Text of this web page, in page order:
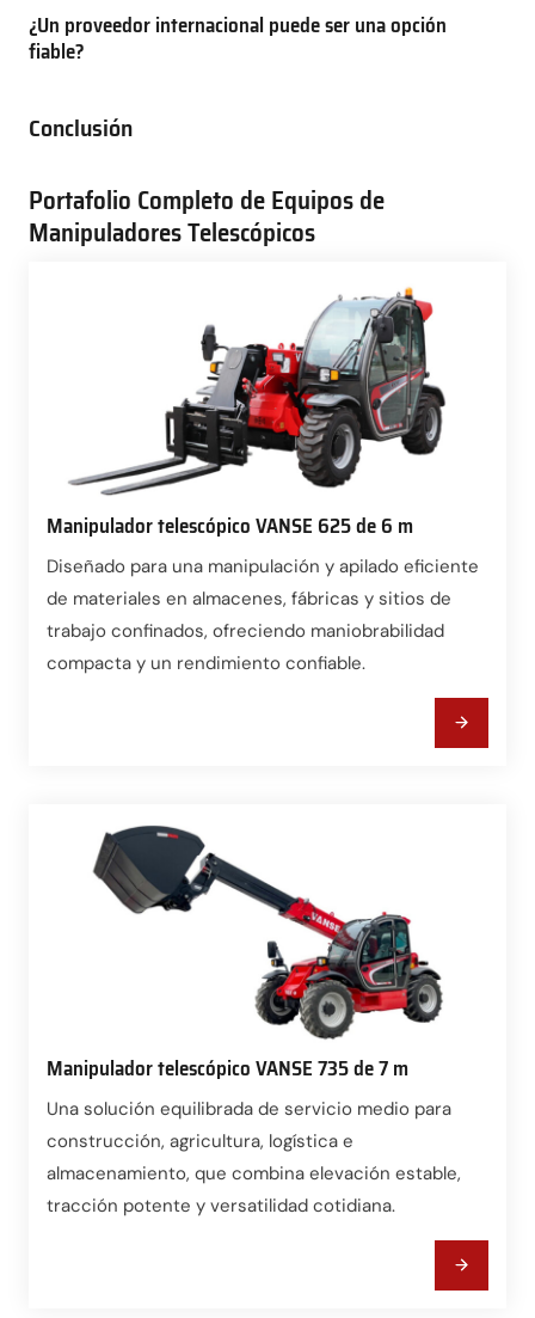
¿Un proveedor internacional puede ser una opción
fiable?
Conclusión
Portafolio Completo de Equipos de
Manipuladores Telescópicos
Manipulador telescópico VANSE 625 de 6 m
Diseñado para una manipulación y apilado eficiente
de materiales en almacenes, fábricas y sitios de
trabajo confinados, ofreciendo maniobrabilidad
compacta y un rendimiento confiable.
Manipulador telescópico VANSE 735 de 7 m
Una solución equilibrada de servicio medio para
construcción, agricultura, logística e
almacenamiento, que combina elevación estable,
tracción potente y versatilidad cotidiana.